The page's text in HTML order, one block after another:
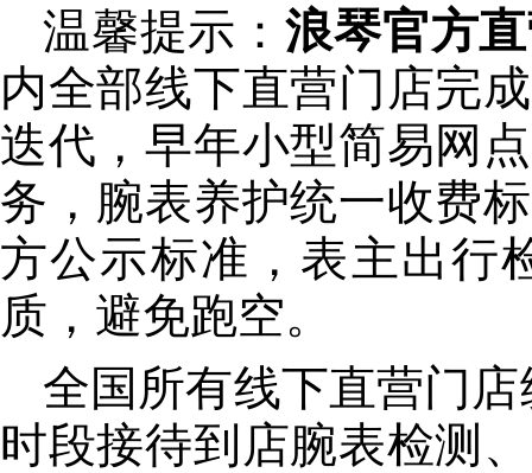
温馨提示：浪琴官方
内全部线下直营门店完
迭代，早年小型简易网
务，腕表养护统一收费
方公示标准，表主出行
质，避免跑空。
全国所有线下直营门
时段接待到店腕表检测